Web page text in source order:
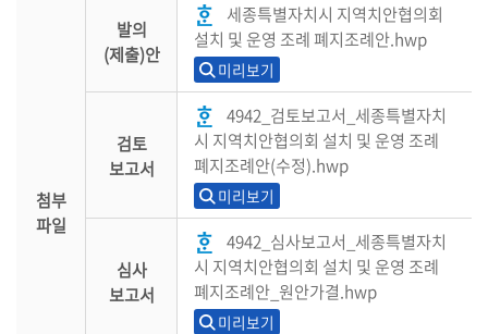
첨부
파일
발의
(제출)안
세종특별자치시 지역치안협의회
설치 및 운영 조례 폐지조례안.hwp
미리보기
검토
보고서
4942_검토보고서_세종특별자치
시 지역치안협의회 설치 및 운영 조례
폐지조례안(수정).hwp
미리보기
심사
보고서
4942_심사보고서_세종특별자치
시 지역치안협의회 설치 및 운영 조례
폐지조례안_원안가결.hwp
미리보기